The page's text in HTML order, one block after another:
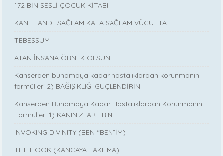
172 BİN SESLİ ÇOCUK KİTABI
KANITLANDI: SAĞLAM KAFA SAĞLAM VÜCUTTA
TEBESSÜM
ATAN İNSANA ÖRNEK OLSUN
Kanserden bunamaya kadar hastalıklardan korunmanın
formülleri 2) BAĞIŞIKLIĞI GÜÇLENDİRİN
Kanserden Bunamaya Kadar Hastalıklardan Korunmanın
Formülleri 1) KANINIZI ARTIRIN
INVOKING DIVINITY (BEN “BEN”İM)
THE HOOK (KANCAYA TAKILMA)